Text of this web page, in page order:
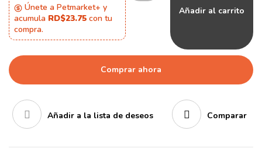
Únete a Petmarket+ y
acumula RD$23.75 con tu
compra.
Añadir al carrito
Comprar ahora
Añadir a la lista de deseos Comparar